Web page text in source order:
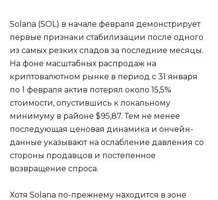
Solana (SOL) в начале февраля демонстрирует
первые признаки стабилизации после одного
из самых резких спадов за последние месяцы.
На фоне масштабных распродаж на
криптовалютном рынке в период с 31 января
по 1 февраля актив потерял около 15,5%
стоимости, опустившись к локальному
минимуму в районе $95,87. Тем не менее
последующая ценовая динамика и ончейн-
данные указывают на ослабление давления со
стороны продавцов и постепенное
возвращение спроса.
Хотя Solana по-прежнему находится в зоне